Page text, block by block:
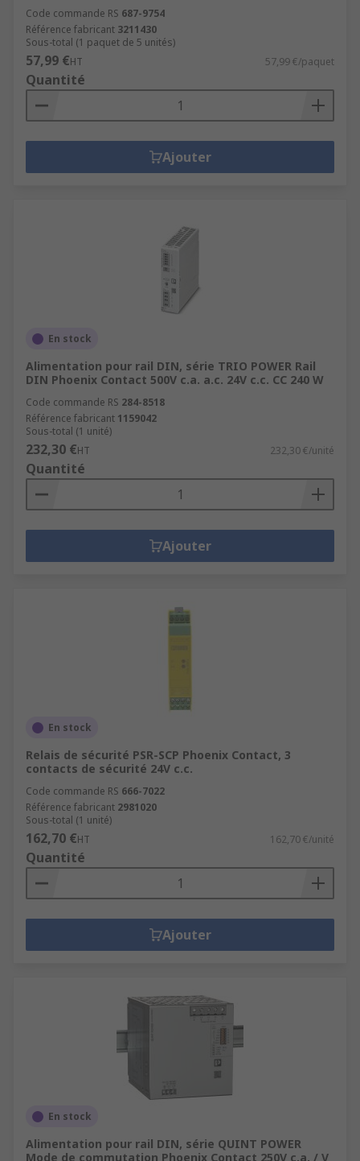
Code commande RS 687-9754
Référence fabricant 3211430
Sous-total (1 paquet de 5 unités)
57,99 €HT 57,99 €/paquet
Quantité
Ajouter
En stock
Alimentation pour rail DIN, série TRIO POWER Rail
DIN Phoenix Contact 500V c.a. a.c. 24V c.c. CC 240 W
Code commande RS 284-8518
Référence fabricant 1159042
Sous-total (1 unité)
232,30 €HT 232,30 €/unité
Quantité
Ajouter
En stock
Relais de sécurité PSR-SCP Phoenix Contact, 3
contacts de sécurité 24V c.c.
Code commande RS 666-7022
Référence fabricant 2981020
Sous-total (1 unité)
162,70 €HT 162,70 €/unité
Quantité
Ajouter
En stock
Alimentation pour rail DIN, série QUINT POWER
Mode de commutation Phoenix Contact 250V c.a. / V